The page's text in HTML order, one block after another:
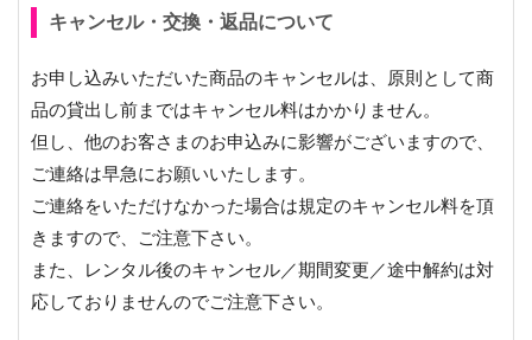
キャンセル・交換・返品について
お申し込みいただいた商品のキャンセルは、原則として商
品の貸出し前まではキャンセル料はかかりません。
但し、他のお客さまのお申込みに影響がございますので、
ご連絡は早急にお願いいたします。
ご連絡をいただけなかった場合は規定のキャンセル料を頂
きますので、ご注意下さい。
また、レンタル後のキャンセル／期間変更／途中解約は対
応しておりませんのでご注意下さい。